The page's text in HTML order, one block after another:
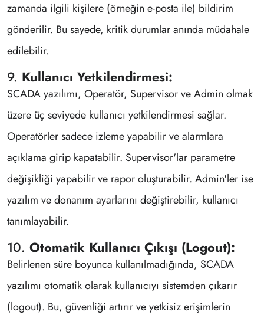
zamanda ilgili kişilere (örneğin e-posta ile) bildirim
gönderilir. Bu sayede, kritik durumlar anında müdahale
edilebilir.
9. Kullanıcı Yetkilendirmesi:
SCADA yazılımı, Operatör, Supervisor ve Admin olmak
üzere üç seviyede kullanıcı yetkilendirmesi sağlar.
Operatörler sadece izleme yapabilir ve alarmlara
açıklama girip kapatabilir. Supervisor'lar parametre
değişikliği yapabilir ve rapor oluşturabilir. Admin'ler ise
yazılım ve donanım ayarlarını değiştirebilir, kullanıcı
tanımlayabilir.
10. Otomatik Kullanıcı Çıkışı (Logout):
Belirlenen süre boyunca kullanılmadığında, SCADA
yazılımı otomatik olarak kullanıcıyı sistemden çıkarır
(logout). Bu, güvenliği artırır ve yetkisiz erişimlerin